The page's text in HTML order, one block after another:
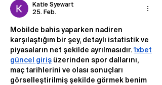
Katie Syewart
25. Feb.
Mobilde bahis yaparken nadiren
karşılaştığım bir şey, detaylı istatistik ve
piyasaların net şekilde ayrılmasıdır. 1xbet
güncel giriş üzerinden spor dallarını,
maç tarihlerini ve olası sonuçları
görselleştirilmiş şekilde görmek benim